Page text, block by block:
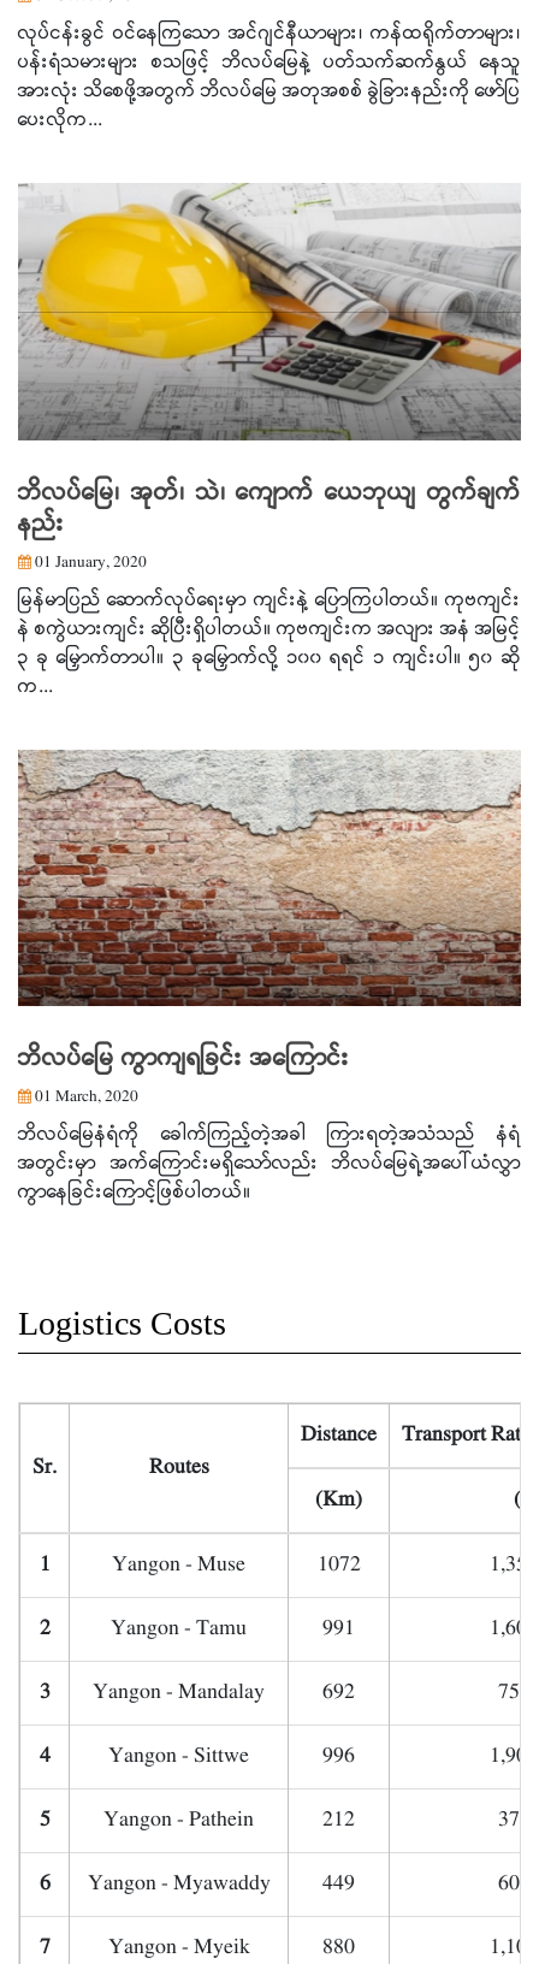
လုပ်ငန်းခွင် ဝင်နေကြသော အင်ဂျင်နီယာများ၊ ကန်ထရိုက်တာများ၊
ပန်းရံသမားများ စသဖြင့် ဘိလပ်မြေနဲ့ ပတ်သက်ဆက်နွယ် နေသူ
အားလုံး သိစေဖို့အတွက် ဘိလပ်မြေ အတုအစစ် ခွဲခြားနည်းကို ဖော်ပြ
ပေးလိုက...
ဘိလပ်မြေ၊ အုတ်၊ သဲ၊ ကျောက် ယေဘုယျ တွက်ချက်
နည်း
01 January, 2020
မြန်မာပြည် ဆောက်လုပ်ရေးမှာ ကျင်းနဲ့ ပြောကြပါတယ်။ ကုဗကျင်း
နဲ စကွဲယားကျင်း ဆိုပြီးရှိပါတယ်။ ကုဗကျင်းက အလျား အနံ အမြင့်
၃ ခု မြှောက်တာပါ။ ၃ ခုမြှောက်လို့ ၁၀၀ ရရင် ၁ ကျင်းပါ။ ၅၀ ဆို
က...
ဘိလပ်မြေ ကွာကျရခြင်း အကြောင်း
01 March, 2020
ဘိလပ်မြေနံရံကို ခေါက်ကြည့်တဲ့အခါ ကြားရတဲ့အသံသည် နံရံ
အတွင်းမှာ အက်ကြောင်းမရှိသော်လည်း ဘိလပ်မြေရဲ့အပေါ်ယံလွှာ
ကွာနေခြင်းကြောင့်ဖြစ်ပါတယ်။
Logistics Costs
Sr. Routes
Distance Transport Rate
(Km)
1 Yangon - Muse 1072
2 Yangon - Tamu 991
3 Yangon - Mandalay 692
4 Yangon - Sittwe 996
5 Yangon - Pathein 212
6 Yangon - Myawaddy 449
7 Yangon - Myeik 880